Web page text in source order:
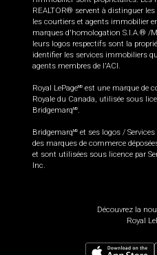
REALTOR® servent à distinguer
les courtiers et agents immobilier
marques d'homologation S.I.A.® /
leurs logos respectifs sont la
identifier les services immobiliers
agents membres de l'ACI.
Royal LePageMD est une marque de
Royale du Canada, utilisée sous
BridgemarqMD.
BridgemarqMD et ses logos /
des marques de commerce
et sont utilisées sous licence par
Inc.
Découvrez la
Royal